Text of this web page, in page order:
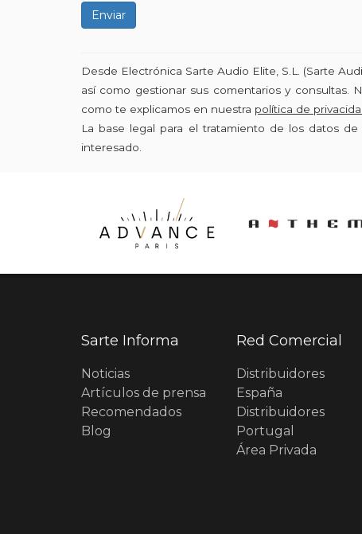
Enviar
Desde Electrónica Sarte Audio Elite, S.L. (Sarte
así como gestionar sus comentarios y consultas.
como te explicamos en nuestra política de
La base legal para el tratamiento de los datos
interesado.
Sarte Informa
Noticias
Artículos de prensa
Recomendados
Blog
Red Comercial
Distribuidores
España
Distribuidores
Portugal
Área Privada